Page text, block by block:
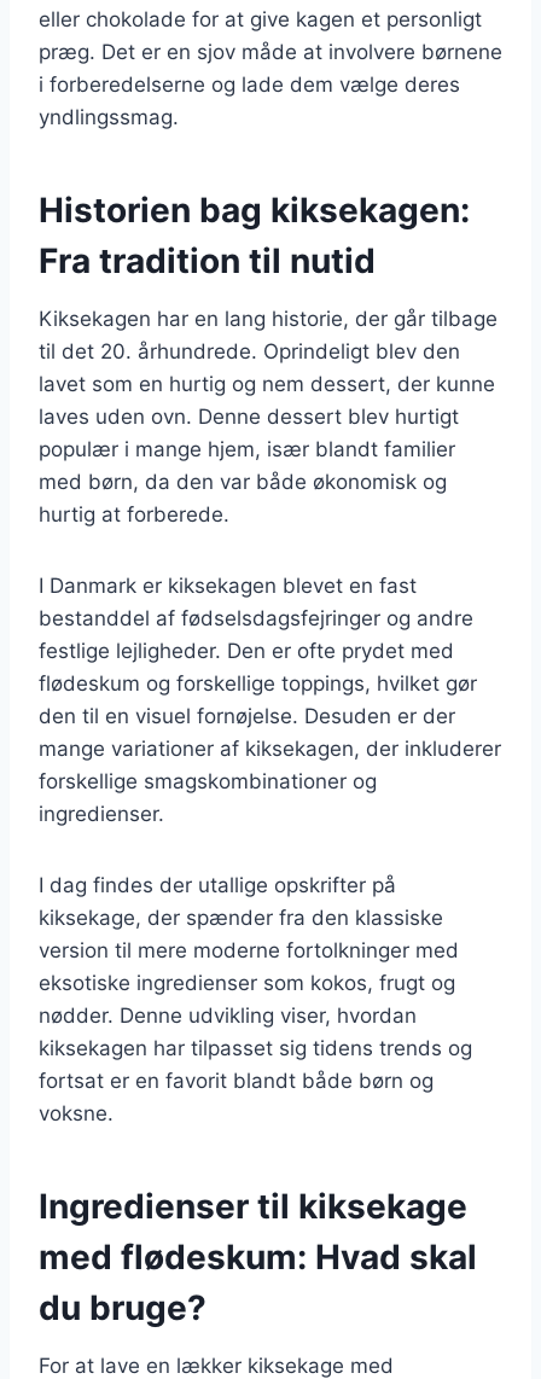
eller chokolade for at give kagen et personligt
præg. Det er en sjov måde at involvere børnene
i forberedelserne og lade dem vælge deres
yndlingssmag.
Historien bag kiksekagen:
Fra tradition til nutid
Kiksekagen har en lang historie, der går tilbage
til det 20. århundrede. Oprindeligt blev den
lavet som en hurtig og nem dessert, der kunne
laves uden ovn. Denne dessert blev hurtigt
populær i mange hjem, især blandt familier
med børn, da den var både økonomisk og
hurtig at forberede.
I Danmark er kiksekagen blevet en fast
bestanddel af fødselsdagsfejringer og andre
festlige lejligheder. Den er ofte prydet med
flødeskum og forskellige toppings, hvilket gør
den til en visuel fornøjelse. Desuden er der
mange variationer af kiksekagen, der inkluderer
forskellige smagskombinationer og
ingredienser.
I dag findes der utallige opskrifter på
kiksekage, der spænder fra den klassiske
version til mere moderne fortolkninger med
eksotiske ingredienser som kokos, frugt og
nødder. Denne udvikling viser, hvordan
kiksekagen har tilpasset sig tidens trends og
fortsat er en favorit blandt både børn og
voksne.
Ingredienser til kiksekage
med flødeskum: Hvad skal
du bruge?
For at lave en lækker kiksekage med